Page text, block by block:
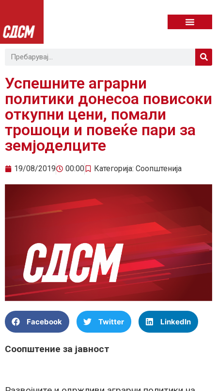
Успешните аграрни
политики донесоа повисоки
откупни цени, помали
трошоци и повеќе пари за
земјоделците
19/08/2019 00:00 Категорија: Соопштенија
Facebook Twitter LinkedIn
Соопштение за јавност